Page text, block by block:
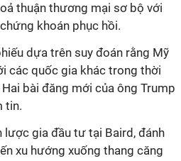
thuận thương mại sơ bộ với
khoán phục hồi.
dựa trên suy đoán rằng Mỹ
các quốc gia khác trong thời
bài đăng mới của ông Trump
tin.
lược gia đầu tư tại Baird, đánh
xu hướng xuống thang căng